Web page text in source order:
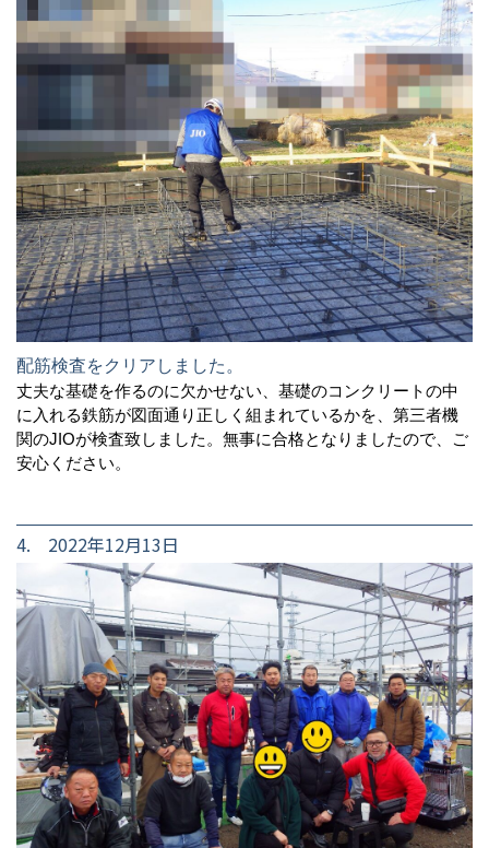
配筋検査をクリアしました。
丈夫な基礎を作るのに欠かせない、基礎のコンクリートの中
に入れる鉄筋が図面通り正しく組まれているかを、第三者機
関のJIOが検査致しました。無事に合格となりましたので、ご
安心ください。
4. 2022年12月13日